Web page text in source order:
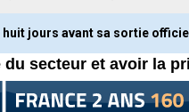
jours avant sa sortie
secteur et avoir la